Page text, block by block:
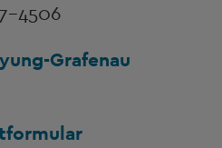
4506
Grafenau